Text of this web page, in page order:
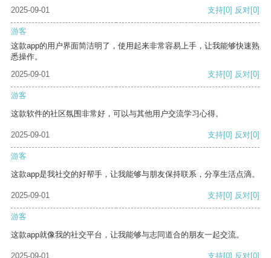
2025-09-01 支持[0] 反对[0]
游客
这款app的用户界面简洁明了，使用起来非常容易上手，让我能够快速熟
悉操作。
2025-09-01
支持[0] 反对[0]
游客
这款软件的社区氛围非常好，可以与其他用户交流学习心得。
2025-09-01 支持[0] 反对[0]
游客
这款app是我社交的好帮手，让我能够与朋友保持联系，分享生活点滴。
2025-09-01 支持[0] 反对[0]
游客
这款app就像我的社交平台，让我能够与志同道合的朋友一起交流。
2025-09-01 支持[0] 反对[0]